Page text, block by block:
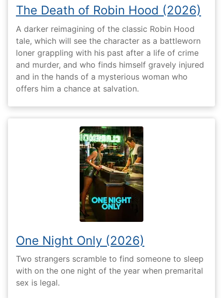
The Death of Robin Hood (2026)
A darker reimagining of the classic Robin Hood
tale, which will see the character as a battleworn
loner grappling with his past after a life of crime
and murder, and who finds himself gravely injured
and in the hands of a mysterious woman who
offers him a chance at salvation.
One Night Only (2026)
Two strangers scramble to find someone to sleep
with on the one night of the year when premarital
sex is legal.